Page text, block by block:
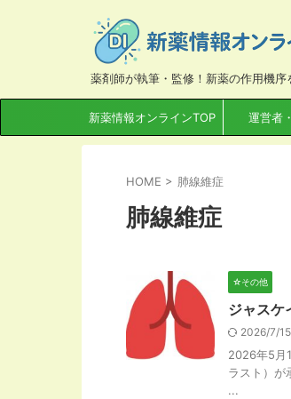
薬剤師が執筆・監修！新薬の作用機序
新薬情報オンラインTOP 運営者
HOME > 肺線維症
肺線維症
☆その他
ジャスケ
2026/7/15
2026年5月
ラスト）が
...